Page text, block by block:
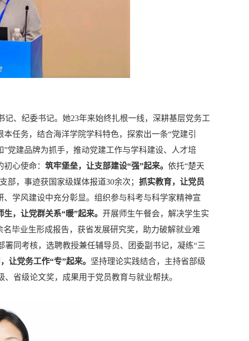
记、纪委书记。她23年来始终扎根一线，深耕基层党务工
任务，结合海洋学院学科特色，探索出一条“党建引
党建品牌为抓手，推动党建工作与学科建设、人才培
心使命： 筑牢堡垒，让支部建设“强”起来。 依托“楚天
部，事迹获国家级媒体报道30余次 ； 抓实教育，让党员
、学风建设中充分彰显。组织参与科考与科学家精神宣
生，让党群关系“暖”起来。 开展师生午餐会，解决学生实
毕业生形成报告，获省发展研究奖，助力破解就业难
署同考核，选聘教授兼任辅导员、团委副书记， 凝练“三
让党务工作“专”起来。 坚持理论实践结合，主持省部级
、省级论文奖，成果用于党员教育与就业帮扶。